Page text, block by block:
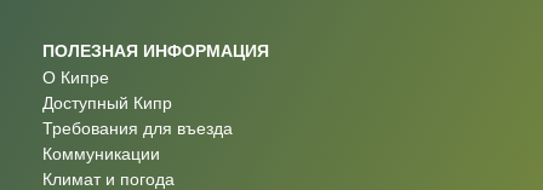
ПОЛЕЗНАЯ ИНФОРМАЦИЯ
О Кипре
Доступный Кипр
Требования для въезда
Коммуникации
Климат и погода